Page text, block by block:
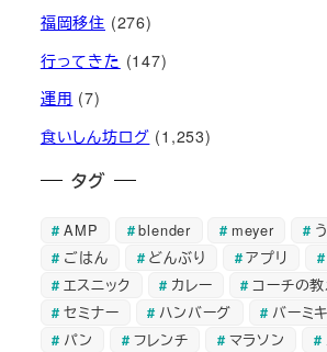
福岡移住 (276)
行ってきた (147)
運用 (7)
食いしん坊ログ (1,253)
タグ
AMP blender meyer
ごはん
どんぶり アプリ
エスニック
カレー コーチの
セミナー
ハンバーグ バーミ
パン
フレンチ マラソン